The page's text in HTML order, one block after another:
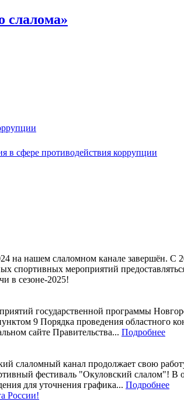
слалома»
в сфере противодействия коррупции
на нашем слаломном канале завершён.
спортивных мероприятий
в сезоне-2025!
государственной программы
9 Порядка проведения областного
сайте Правительства... Подробнее
слаломный канал продолжает свою
фестиваль "Окуловский слалом"!
для уточнения графика... Подробнее
России!